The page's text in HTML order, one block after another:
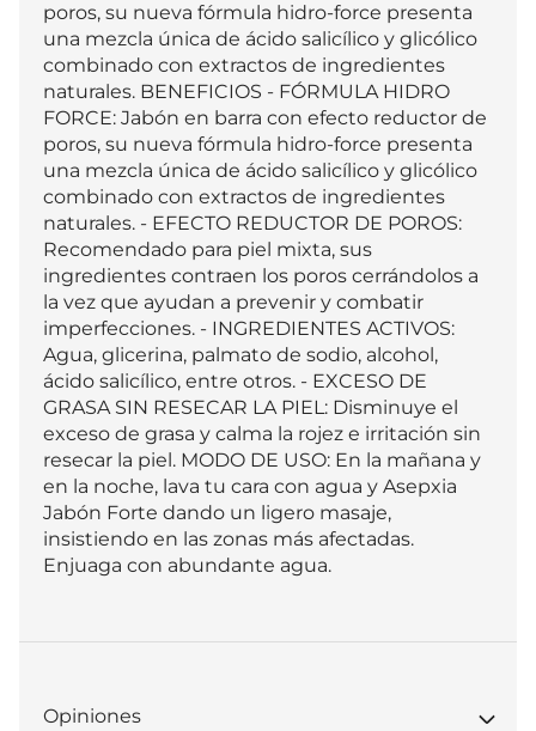
poros, su nueva fórmula hidro-force presenta
una mezcla única de ácido salicílico y glicólico
combinado con extractos de ingredientes
naturales. BENEFICIOS - FÓRMULA HIDRO
FORCE: Jabón en barra con efecto reductor de
poros, su nueva fórmula hidro-force presenta
una mezcla única de ácido salicílico y glicólico
combinado con extractos de ingredientes
naturales. - EFECTO REDUCTOR DE POROS:
Recomendado para piel mixta, sus
ingredientes contraen los poros cerrándolos a
la vez que ayudan a prevenir y combatir
imperfecciones. - INGREDIENTES ACTIVOS:
Agua, glicerina, palmato de sodio, alcohol,
ácido salicílico, entre otros. - EXCESO DE
GRASA SIN RESECAR LA PIEL: Disminuye el
exceso de grasa y calma la rojez e irritación sin
resecar la piel. MODO DE USO: En la mañana y
en la noche, lava tu cara con agua y Asepxia
Jabón Forte dando un ligero masaje,
insistiendo en las zonas más afectadas.
Enjuaga con abundante agua.
Opiniones